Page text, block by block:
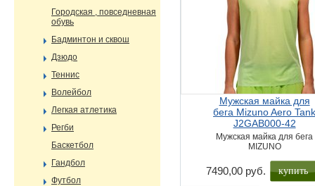
Мужская майка для
бега Mizuno Aero
J2GAB000-42
Мужская майка для бега
MIZUNO
7490,00 руб. купить
Городская , повседневная
обувь
Бадминтон и сквош
Дзюдо
Теннис
Волейбол
Легкая атлетика
Регби
Баскетбол
Гандбол
Футбол